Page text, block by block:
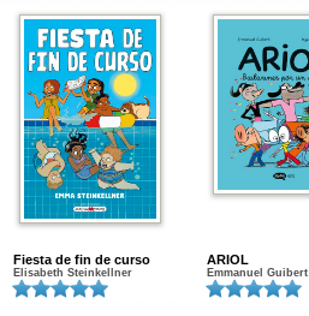
Fiesta de fin de curso
Elisabeth Steinkellner
ARIOL
Emmanuel Guibert